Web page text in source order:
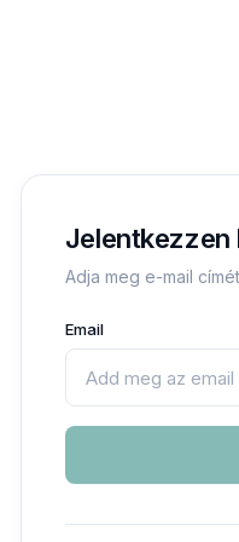
Jelentkezzen
Adja meg e-mail
Email